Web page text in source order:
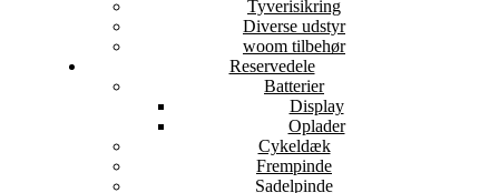
Tyverisikring
Diverse udstyr
woom tilbehør
Reservedele
Batterier
Display
Oplader
Cykeldæk
Frempinde
Sadelpinde